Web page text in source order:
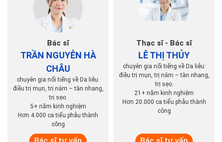
Không hữu ích
Bác sĩ
TRẦN NGUYỄN HÀ
CHÂU
chuyên gia nổi tiếng về Da liễu:
điều trị mụn, trị nám – tàn nhang,
Thạc sĩ - Bác sĩ
LÊ THỊ THỦY
chuyên gia nổi tiếng về Da liễu:
trị sẹo.